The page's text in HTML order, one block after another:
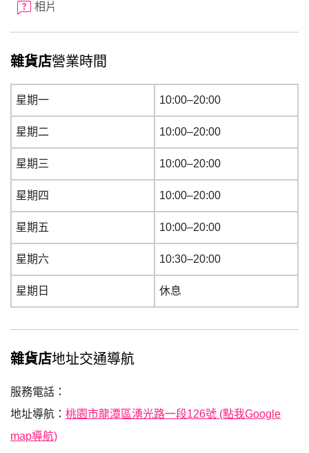
相片
雜貨店營業時間
星期一 10:00–20:00
星期二 10:00–20:00
星期三 10:00–20:00
星期四 10:00–20:00
星期五 10:00–20:00
星期六 10:30–20:00
星期日 休息
雜貨店地址交通導航
服務電話：
地址導航： 桃園市龍潭區湧光路一段126號 (點我Google
map導航)